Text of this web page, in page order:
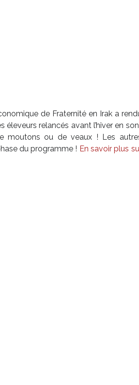
de Fraternité en Irak a
éleveurs relancés avant l’hiver en
moutons ou de veaux ! Les
du programme ! En savoir plus